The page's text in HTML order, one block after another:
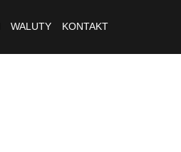
WALUTY KONTAKT